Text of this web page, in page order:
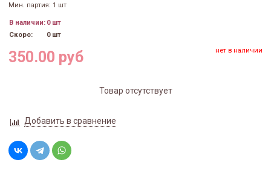
Мин. партия: 1 шт
В наличии: 0 шт
Скоро:
0 шт
350.00 руб нет в наличии
Товар отсутствует
Добавить в сравнение